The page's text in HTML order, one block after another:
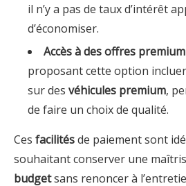
il n’y a pas de taux d’intérêt
d’économiser.
Accès à des offres premium
proposant cette option
sur des véhicules premium,
de faire un choix de qualité.
Ces facilitésde paiement sont
souhaitant conserver une
budgetsans renoncer à